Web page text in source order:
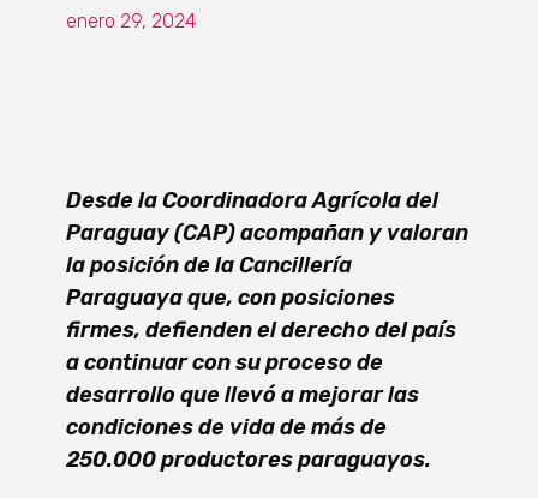
enero 29, 2024
Desde la Coordinadora Agrícola del
Paraguay (CAP) acompañan y valoran
la posición de la Cancillería
Paraguaya que, con posiciones
firmes, defienden el derecho del país
a continuar con su proceso de
desarrollo que llevó a mejorar las
condiciones de vida de más de
250.000 productores paraguayos.